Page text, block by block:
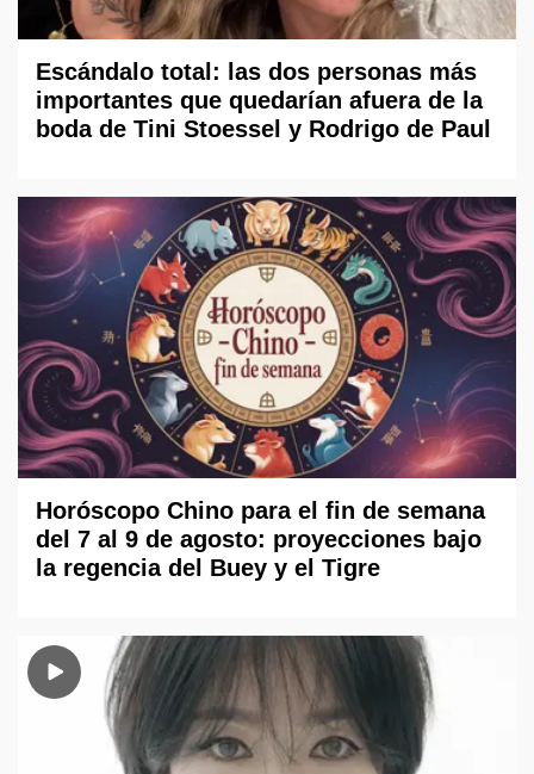
Escándalo total: las dos personas más
importantes que quedarían afuera de la
boda de Tini Stoessel y Rodrigo de Paul
Horóscopo Chino para el fin de semana
del 7 al 9 de agosto: proyecciones bajo
la regencia del Buey y el Tigre